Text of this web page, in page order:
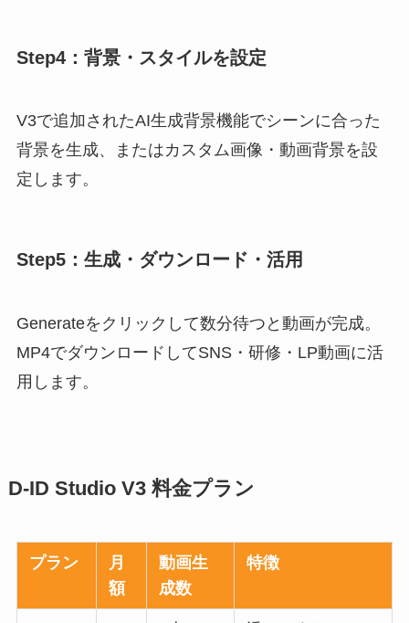
Step4：背景・スタイルを設定
V3で追加されたAI生成背景機能でシーンに合った
背景を生成、またはカスタム画像・動画背景を設
定します。
Step5：生成・ダウンロード・活用
Generateをクリックして数分待つと動画が完成。
MP4でダウンロードしてSNS・研修・LP動画に活
用します。
D-ID Studio V3 料金プラン
プラン
月
額
動画生
成数
特徴